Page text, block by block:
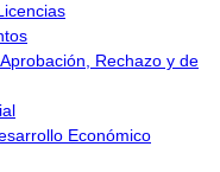
Rechazo y de
Económico